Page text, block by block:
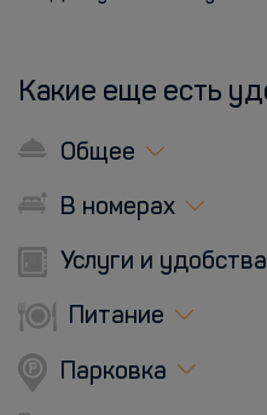
Какие еще есть
Общее
В номерах
Услуги и удобства
Питание
Парковка